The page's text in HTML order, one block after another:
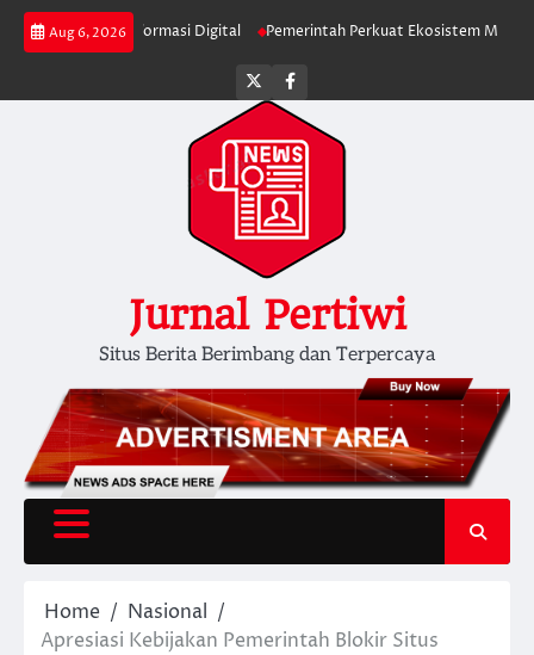
Skip
Aug 6, 2026
Informasi Digital Pemerintah Perkuat Ekosistem Media Digital
Twitterfacebook
Jurnal Pertiwi
Situs Berita Berimbang dan Terpercaya
Home
Nasional
Apresiasi Kebijakan Pemerintah Blokir Situs